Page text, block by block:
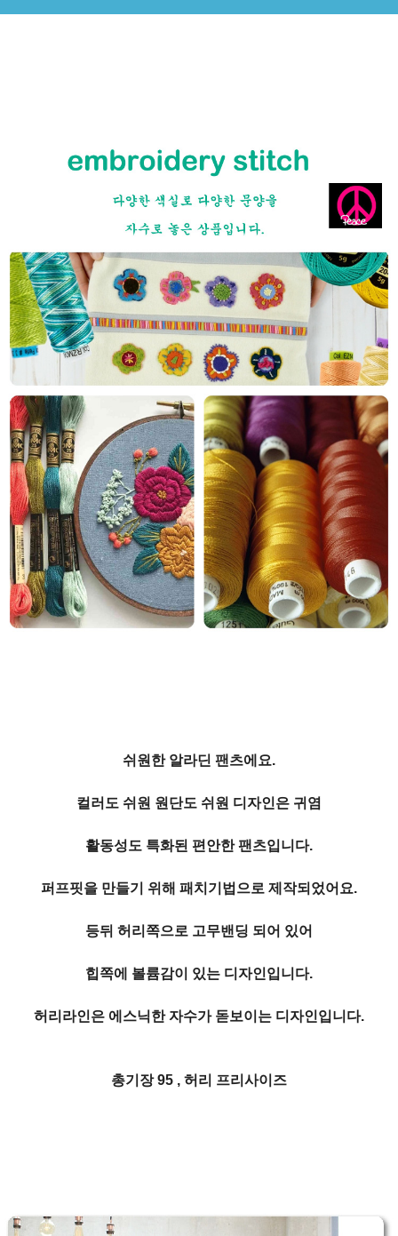
쉬원한 알라딘 팬츠에요.
컬러도 쉬원 원단도 쉬원 디자인은 귀염
활동성도 특화된 편안한 팬츠입니다.
퍼프핏을 만들기 위해 패치기법으로 제작되었어요.
등뒤 허리쪽으로 고무밴딩 되어 있어
힙쪽에 볼륨감이 있는 디자인입니다.
허리라인은 에스닉한 자수가 돋보이는 디자인입니다.
총기장 95 , 허리 프리사이즈